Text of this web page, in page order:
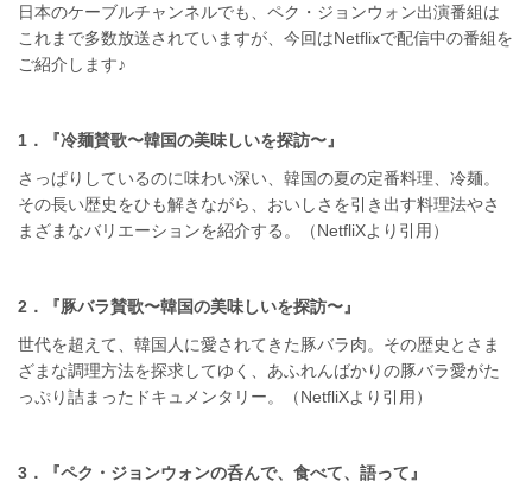
日本のケーブルチャンネルでも、ペク・ジョンウォン出演番組は
これまで多数放送されていますが、今回はNetflixで配信中の番組を
ご紹介します♪
1．『冷麺賛歌〜韓国の美味しいを探訪〜』
さっぱりしているのに味わい深い、韓国の夏の定番料理、冷麺。
その長い歴史をひも解きながら、おいしさを引き出す料理法やさ
まざまなバリエーションを紹介する。（NetfliXより引用）
2．『豚バラ賛歌〜韓国の美味しいを探訪〜』
世代を超えて、韓国人に愛されてきた豚バラ肉。その歴史とさま
ざまな調理方法を探求してゆく、あふれんばかりの豚バラ愛がた
っぷり詰まったドキュメンタリー。（NetfliXより引用）
3．『ペク・ジョンウォンの呑んで、食べて、語って』